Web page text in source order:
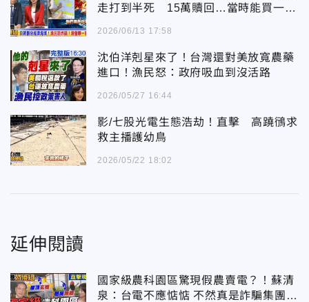
走打到半死 15萬贖回…當時能買一棟
2026/06/13 17:58
沈伯洋剋星來了！台灣還對美放寬農藥
進口！漁民怒：政府吸血到沒活路
2026/05/27 16:44
影/七股光電生態浩劫！直擊 高蹺鴴求
救主播護幼鳥
2026/05/22 18:02
延伸閱讀
國家級農科園區驚現假農賣電？！蘇清
泉：台電不應惦惦 不然真是詐騙集團一